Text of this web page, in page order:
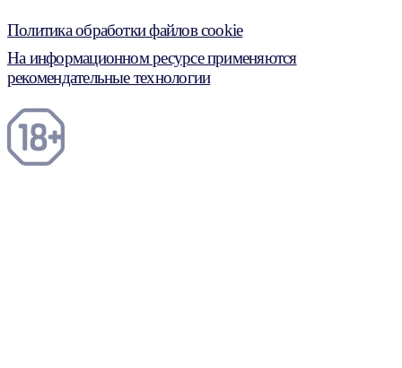
Политика обработки файлов cookie
На информационном ресурсе применяются
рекомендательные технологии